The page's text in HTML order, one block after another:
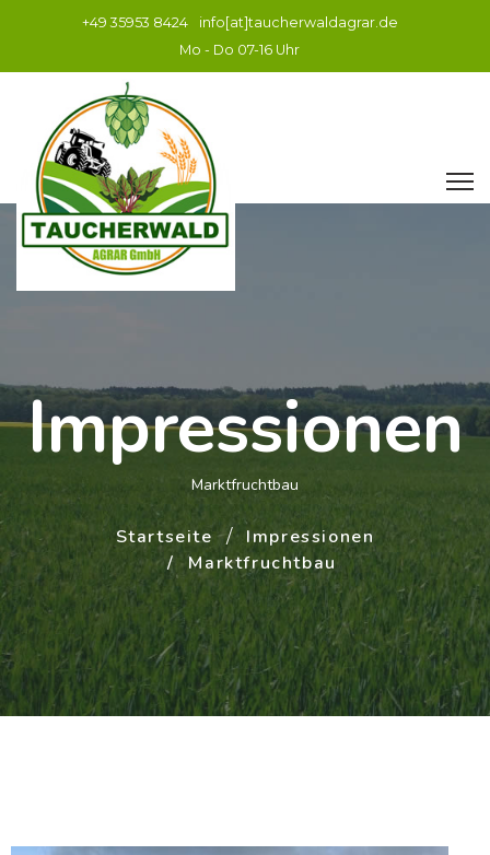
+49 35953 8424
info[at]taucherwaldagrar.de
Mo - Do 07-16 Uhr
Impressionen
Marktfruchtbau
Startseite
Impressionen
Marktfruchtbau